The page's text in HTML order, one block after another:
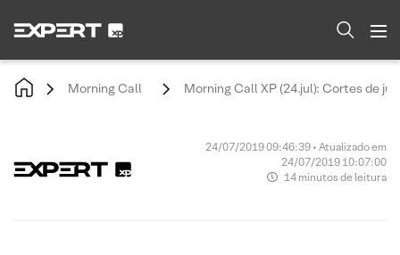
Morning Call Morning Call XP (24.jul): Cortes de
24/07/2019 09:46:39 • Atualizado em
24/07/2019 10:07:00
14 minutos de leitura